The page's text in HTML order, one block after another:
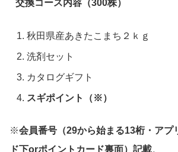
交換コース内容（300株）
秋田県産あきたこまち２ｋｇ
洗剤セット
カタログギフト
スギポイント（※）
※会員番号（29から始まる13桁・アプ
ド下orポイントカード裏面）記載。